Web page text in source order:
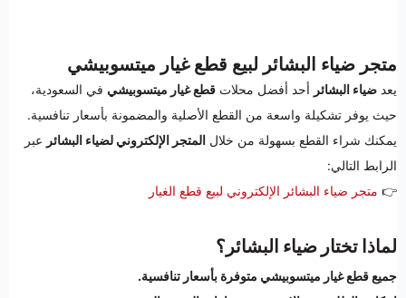
متجر ضياء البشائر لبيع قطع غيار ميتسوبيشي
يعد ضياء البشائر أحد أفضل محلات قطع غيار ميتسوبيشي في السعودية،
حيث يوفر تشكيلة واسعة من القطع الأصلية والمضمونة بأسعار تنافسية.
يمكنك شراء القطع بسهولة من خلال المتجر الإلكتروني لضياء البشائر عبر
الرابط التالي:
👉 متجر ضياء البشائر الإلكتروني لبيع قطع الغيار
لماذا تختار ضياء البشائر؟
جميع قطع غيار ميتسوبيشي متوفرة بأسعار تنافسية.